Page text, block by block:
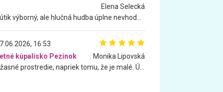
Elena Selecká
16:53
kúpalisko Pezinok
. Monika Lipovská